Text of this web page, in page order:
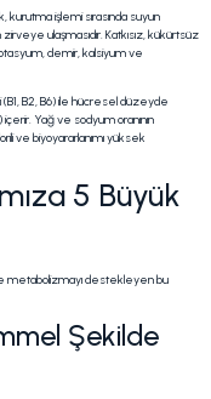
kurutma işlemi sırasında suyun
ulaşmasıdır. Katkısız, kükürtsüz
demir, kalsiyum ve
B2, B6) ile hücresel düzeyde
Yağ ve sodyum oranının
ve biyoyararlanımı yüksek
5 Büyük
metabolizmayı destekleyen bu
Şekilde